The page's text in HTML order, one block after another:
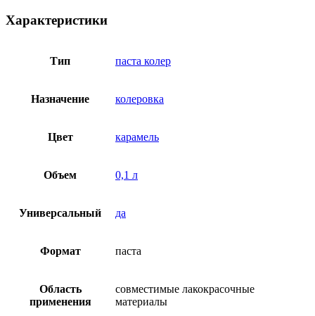
Характеристики
Тип паста колер
Назначение колеровка
Цвет карамель
Объем 0,1 л
Универсальный да
Формат паста
Область
применения
совместимые лакокрасочные
материалы